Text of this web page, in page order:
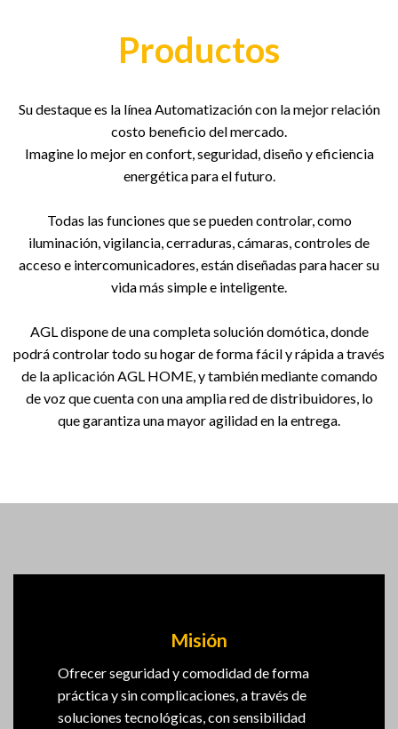
Productos
Su destaque es la línea Automatización con la mejor relación
costo beneficio del mercado.
Imagine lo mejor en confort, seguridad, diseño y eficiencia
energética para el futuro.
Todas las funciones que se pueden controlar, como
iluminación, vigilancia, cerraduras, cámaras, controles de
acceso e intercomunicadores, están diseñadas para hacer su
vida más simple e inteligente.
AGL dispone de una completa solución domótica, donde
podrá controlar todo su hogar de forma fácil y rápida a través
de la aplicación AGL HOME, y también mediante comando
de voz que cuenta con una amplia red de distribuidores, lo
que garantiza una mayor agilidad en la entrega.
Misión
Ofrecer seguridad y comodidad de forma
práctica y sin complicaciones, a través de
soluciones tecnológicas, con sensibilidad